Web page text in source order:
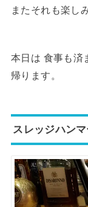
またそれも楽し
本日は 食事も済
帰ります。
スレッジハン